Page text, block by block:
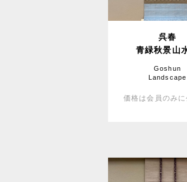
呉春
青緑秋景山
Goshun
Landscape
価格は会員のみに